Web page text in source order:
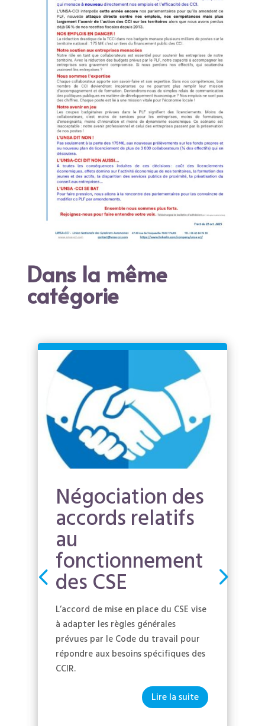
Dans la même
catégorie
Négociation des
accords relatifs
au
fonctionnement
des CSE
L’accord de mise en place du CSE vise
à adapter les règles générales
prévues par le Code du travail pour
répondre aux besoins spécifiques des
CCIR.
Lire la suite